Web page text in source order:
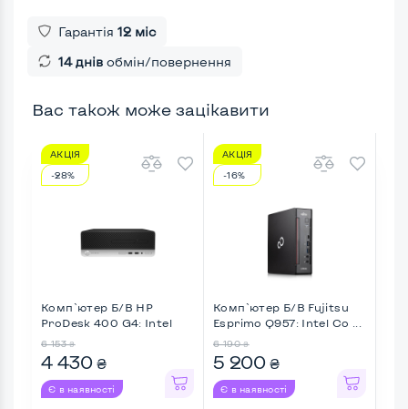
Гарантія 12 міс
14 днів обмін/повернення
Вас також може зацікавити
АКЦІЯ
-28%
Комп`ютер Б/В HP
ProDesk 400 G4: Intel
6 153 ₴
4 430 ₴
Є в наявності
АКЦІЯ
-16%
Комп`ютер Б/В Fujitsu
Esprimo Q957: Intel Co ...
6 190 ₴
5 200 ₴
Є в наявності